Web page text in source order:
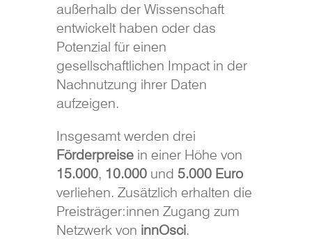
außerhalb der Wissenschaft
entwickelt haben oder das
Potenzial für einen
gesellschaftlichen Impact in der
Nachnutzung ihrer Daten
aufzeigen.
Insgesamt werden drei
Förderpreisein einer Höhe von
15.000, 10.000und 5.000 Euro
verliehen. Zusätzlich erhalten die
Preisträger:innen Zugang zum
Netzwerk von innOsci.